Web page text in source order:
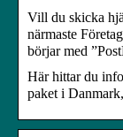
Vill du skicka
närmaste
börjar med
Här hittar du
paket i